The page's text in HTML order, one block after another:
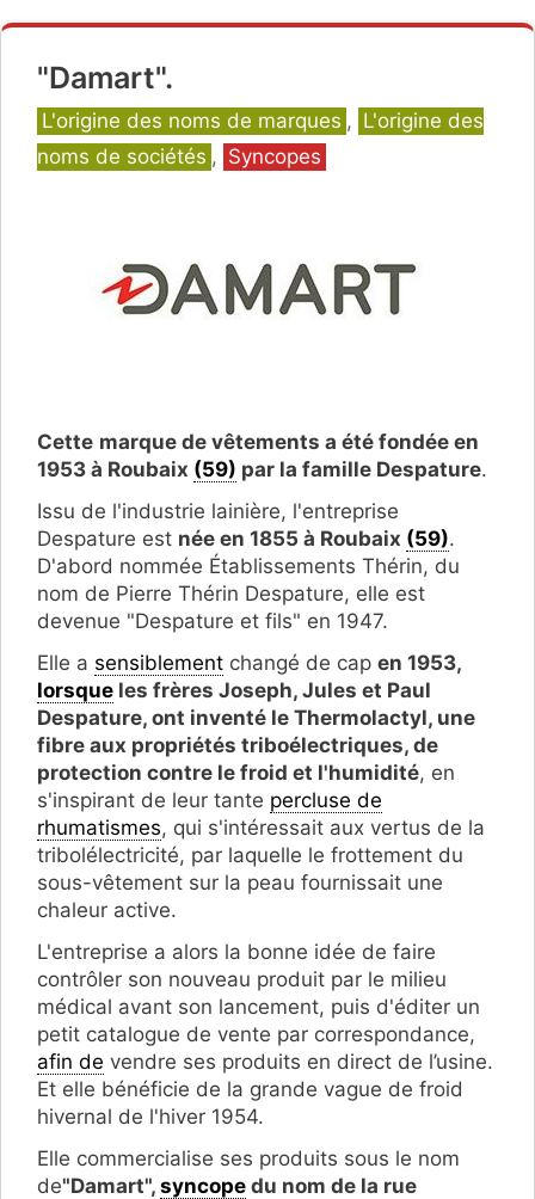
"Damart".
Catégories
L'origine des noms de marques , L'origine des
noms de sociétés , Syncopes
Cette marque de vêtements a été fondée en
1953 à Roubaix (59) par la famille Despature.
Issu de l'industrie lainière, l'entreprise
Despature est née en 1855 à Roubaix (59).
D'abord nommée Établissements Thérin, du
nom de Pierre Thérin Despature, elle est
devenue "Despature et fils" en 1947.
Elle a sensiblement changé de cap en 1953,
lorsque les frères Joseph, Jules et Paul
Despature, ont inventé le Thermolactyl, une
fibre aux propriétés triboélectriques, de
protection contre le froid et l'humidité, en
s'inspirant de leur tante percluse de
rhumatismes, qui s'intéressait aux vertus de la
tribolélectricité, par laquelle le frottement du
sous-vêtement sur la peau fournissait une
chaleur active.
L'entreprise a alors la bonne idée de faire
contrôler son nouveau produit par le milieu
médical avant son lancement, puis d'éditer un
petit catalogue de vente par correspondance,
afin de vendre ses produits en direct de l’usine.
Et elle bénéficie de la grande vague de froid
hivernal de l'hiver 1954.
Elle commercialise ses produits sous le nom
de"Damart", syncope du nom de la rue